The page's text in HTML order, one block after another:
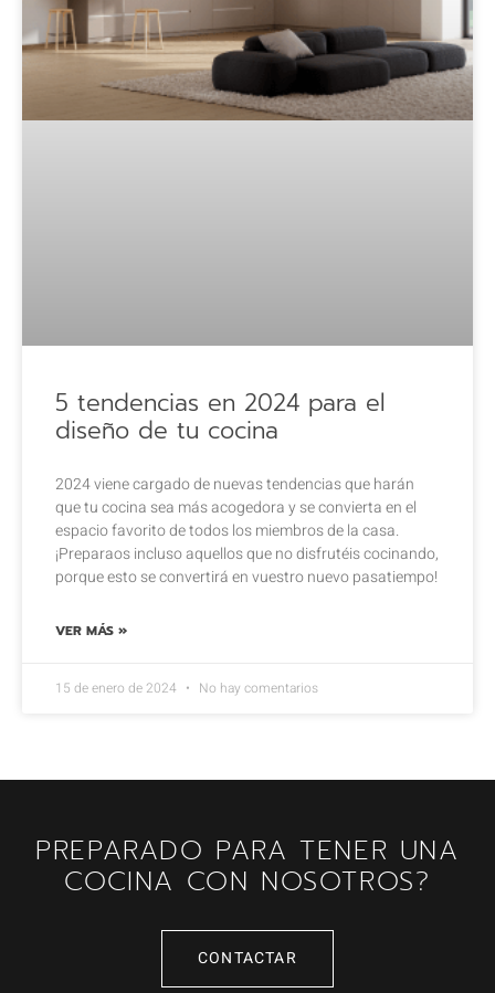
5 tendencias en 2024 para el
diseño de tu cocina
2024 viene cargado de nuevas tendencias que harán
que tu cocina sea más acogedora y se convierta en el
espacio favorito de todos los miembros de la casa.
¡Preparaos incluso aquellos que no disfrutéis cocinando,
porque esto se convertirá en vuestro nuevo pasatiempo!
VER MÁS »
15 de enero de 2024 No hay comentarios
PREPARADO PARA TENER UNA
COCINA CON NOSOTROS?
CONTACTAR